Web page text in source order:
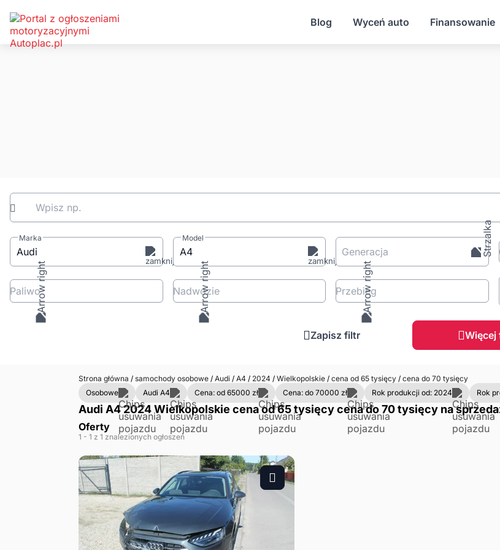
Blog Wyceń auto Finansowanie
Wpisz np.
Marka
Audi
Model
A4 Generacja
Paliwo Nadwozie Przebieg
Zapisz filtr Więcej
Strona główna /samochody osobowe /Audi /A4 /2024 /Wielkopolskie /cena od 65 tysięcy /cena do 70 tysięcy
Osobowe
Audi A4 Cena: od 65000 zł Cena: do 70000 zł Rok produkcji od: 2024 Rok
Audi A4 2024 Wielkopolskie cena od 65 tysięcy cena do 70 tysięcy na
Oferty
1 - 1 z 1 znalezionych ogłoszeń